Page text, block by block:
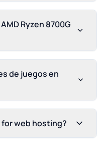
Ryzen 8700G
de juegos en
for web hosting?